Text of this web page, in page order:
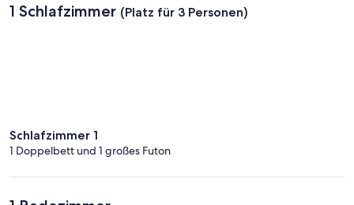
1 Schlafzimmer (Platz für 3 Personen)
Schlafzimmer 1
1 Doppelbett und 1 großes Futon